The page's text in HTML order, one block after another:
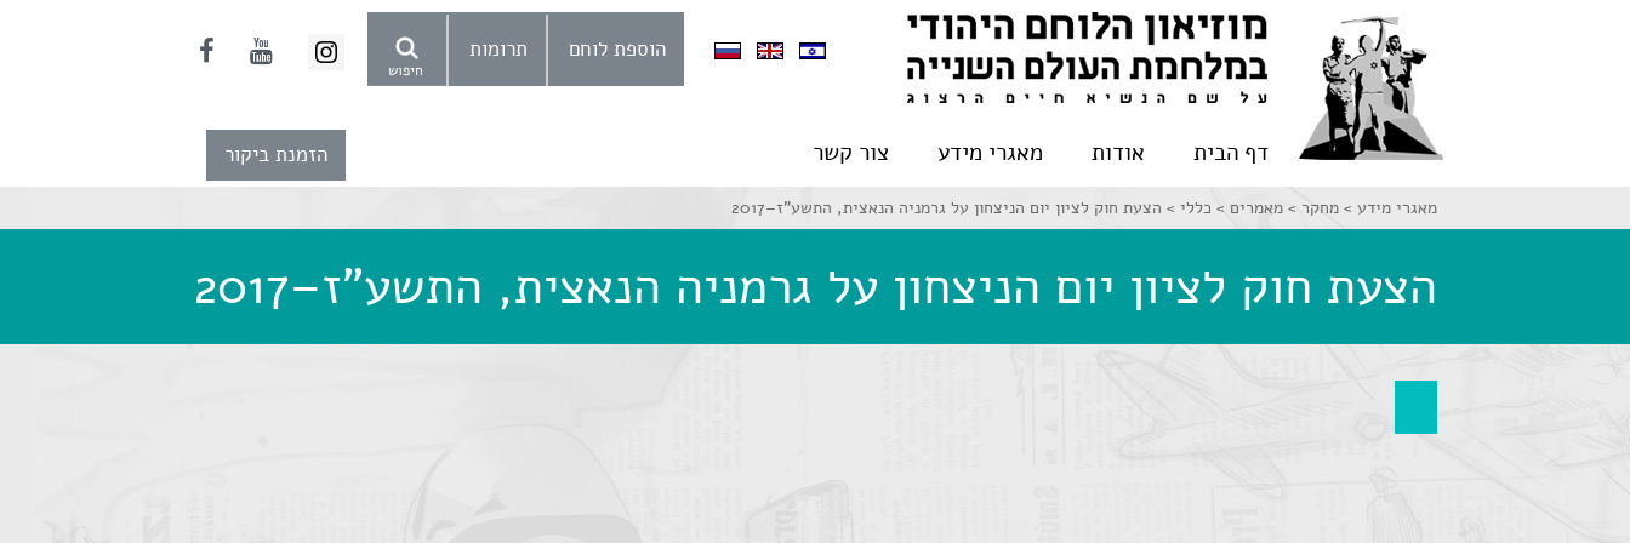
חיפוש
הוספת לוחם תרומות
דף הבית אודות מאגרי מידע צור קשר הזמנת ביקור
מאגרי מידע > מחקר > מאמרים > כללי > הצעת חוק לציון יום הניצחון על גרמניה הנאצית, התשע"ז–2017
הצעת חוק לציון יום הניצחון על גרמניה הנאצית, התשע"ז–2017